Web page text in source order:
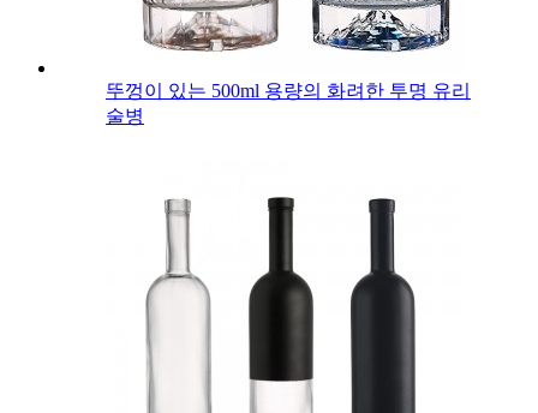
뚜껑이 있는 500ml 용량의 화려한 투명 유리
술병